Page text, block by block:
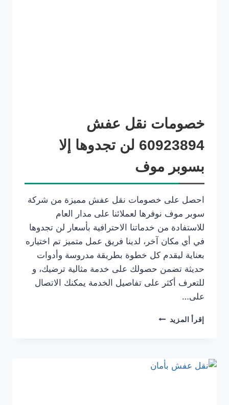
خصومات نقل عفش
60923894 لن تجدوها إلا
بسوبر موف
احصل على خصومات نقل عفش مميزة من شركة
سوبر موف نوفرها لعملائنا على مدار العام
للاستفادة من خدماتنا الاحترافية بأسعار لن تجدوها
في أي مكان آخر، لدينا فريق عمل متميز تم اختياره
بعناية ليقدم كل خطوة بطريقة مدروسة وأدوات
حديثة تضمن حصولك على خدمة مثالية ترضيك، و
للتعرف أكثر على تفاصيل الخدمة يمكنك الاتصال
على…
إقرأ المزيد